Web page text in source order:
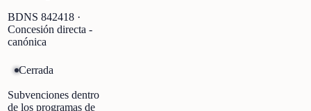
BDNS 842418 ·
Concesión directa -
canónica
Cerrada
Subvenciones dentro
de los programas de